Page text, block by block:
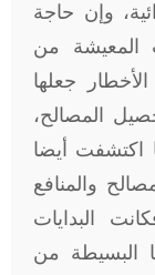
وإن حاجة
المعيشة من
جعلها
المصالح،
اكتشفت أيضا
والمنافع
البدايات
البسيطة من